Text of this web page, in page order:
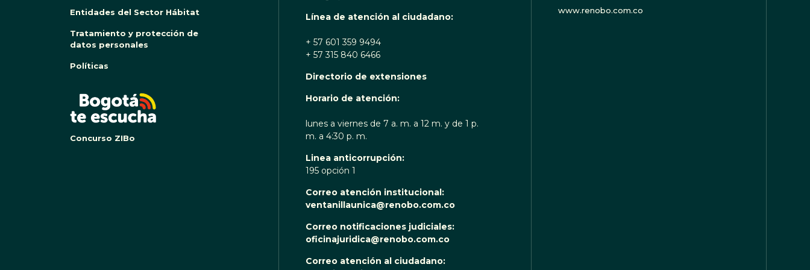
Entidades del Sector Hábitat
Tratamiento y protección de
datos personales
Políticas
Concurso ZIBo
Línea de atención al ciudadano:
+ 57 601 359 9494
+ 57 315 840 6466
Directorio de extensiones
Horario de atención:
lunes a viernes de 7 a. m. a 12 m. y de 1 p.
m. a 4:30 p. m.
Linea anticorrupción:
195 opción 1
Correo atención institucional:
ventanillaunica@renobo.com.co
Correo notificaciones judiciales:
oficinajuridica@renobo.com.co
Correo atención al ciudadano:
www.renobo.com.co